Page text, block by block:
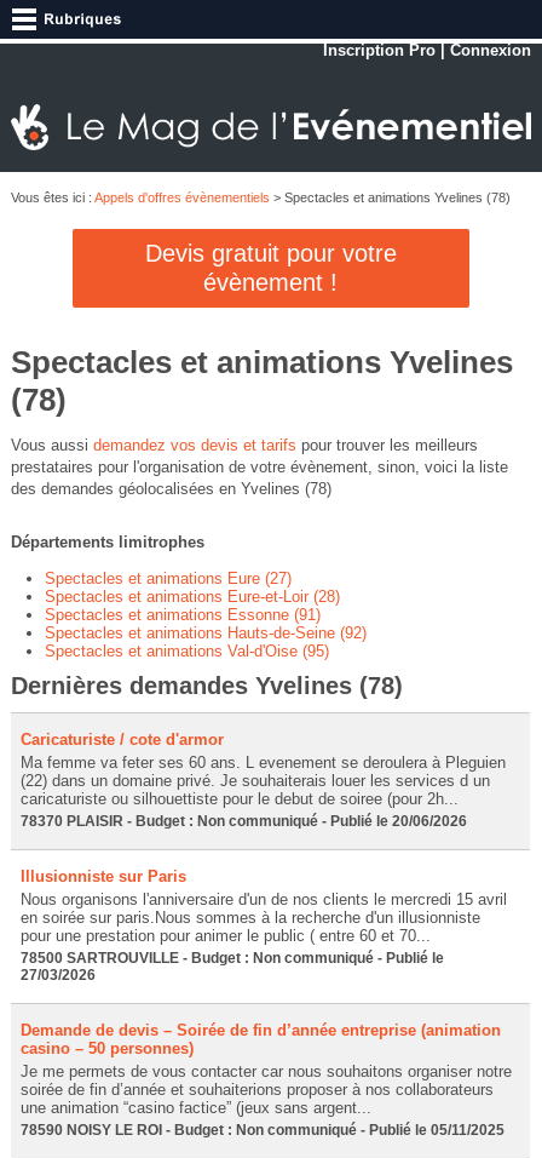
Inscription Pro |Connexion
Vous êtes ici : Appels d'offres évènementiels > Spectacles et animations Yvelines (78)
Devis gratuit pour votre
évènement !
Spectacles et animations Yvelines
(78)
Vous aussi demandez vos devis et tarifs pour trouver les meilleurs
prestataires pour l'organisation de votre évènement, sinon, voici la liste
des demandes géolocalisées en Yvelines (78)
Départements limitrophes
Spectacles et animations Eure (27)
Spectacles et animations Eure-et-Loir (28)
Spectacles et animations Essonne (91)
Spectacles et animations Hauts-de-Seine (92)
Spectacles et animations Val-d'Oise (95)
Dernières demandes Yvelines (78)
Caricaturiste / cote d'armor
Ma femme va feter ses 60 ans. L evenement se deroulera à Pleguien
(22) dans un domaine privé. Je souhaiterais louer les services d un
caricaturiste ou silhouettiste pour le debut de soiree (pour 2h...
78370 PLAISIR - Budget : Non communiqué - Publié le 20/06/2026
Illusionniste sur Paris
Nous organisons l'anniversaire d'un de nos clients le mercredi 15 avril
en soirée sur paris.Nous sommes à la recherche d'un illusionniste
pour une prestation pour animer le public ( entre 60 et 70...
78500 SARTROUVILLE - Budget : Non communiqué - Publié le
27/03/2026
Demande de devis – Soirée de fin d’année entreprise (animation
casino – 50 personnes)
Je me permets de vous contacter car nous souhaitons organiser notre
soirée de fin d’année et souhaiterions proposer à nos collaborateurs
une animation “casino factice” (jeux sans argent...
78590 NOISY LE ROI - Budget : Non communiqué - Publié le 05/11/2025